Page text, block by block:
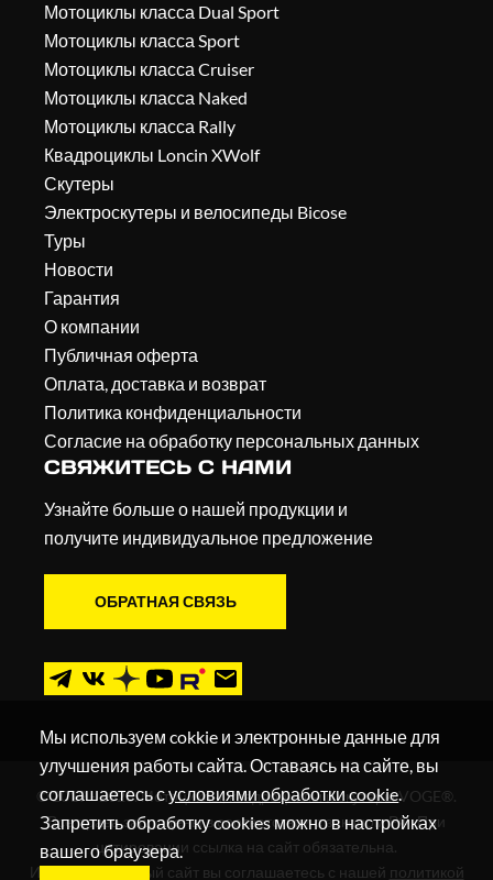
Мотоциклы класса Dual Sport
Мотоциклы класса Sport
Мотоциклы класса Cruiser
Мотоциклы класса Naked
Мотоциклы класса Rally
Квадроциклы Loncin XWolf
Скутеры
Электроскутеры и велосипеды Bicose
Туры
Новости
Гарантия
О компании
Публичная оферта
Оплата, доставка и возврат
Политика конфиденциальности
Согласие на обработку персональных данных
СВЯЖИТЕСЬ С НАМИ
Узнайте больше о нашей продукции и
получите индивидуальное предложение
ОБРАТНАЯ СВЯЗЬ
© 2019 - 2026. Мотоциклы, квадроциклы и скутеры VOGE®.
Все права защищены в соответствии с законом РФ. При
цитировании ссылка на сайт обязательна.
Используя данный сайт вы соглашаетесь с нашей политикой
Мы используем cokkie и электронные данные для
улучшения работы сайта. Оставаясь на сайте, вы
соглашаетесь сусловиями обработки cookie.
Запретить обработку cookies можно в настройках
вашего браузера.